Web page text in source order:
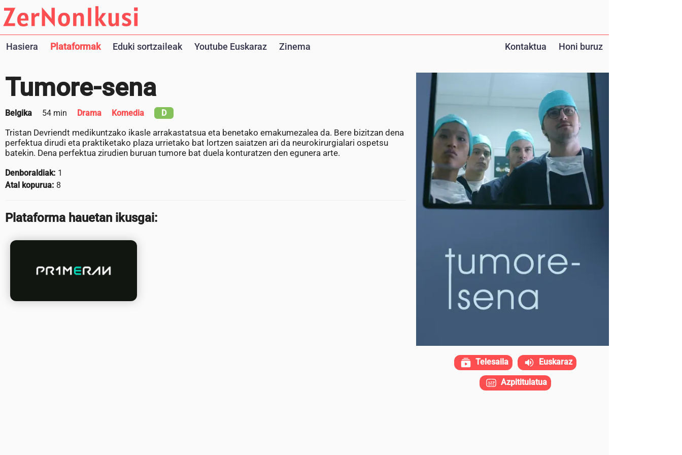
Hasiera Plataformak Eduki sortzaileak Youtube Euskaraz Zinema Kontaktua Honi buruz
Tumore-sena
Belgika 54 min Drama Komedia D
Tristan Devriendt medikuntzako ikasle arrakastatsua eta benetako emakumezalea da. Bere bizitzan dena
perfektua dirudi eta praktiketako plaza urrietako bat lortzen saiatzen ari da neurokirurgialari ospetsu
batekin. Dena perfektua zirudien buruan tumore bat duela konturatzen den egunera arte.
Denboraldiak: 1
Atal kopurua: 8
Plataforma hauetan ikusgai:
Telesaila Euskaraz
Azpititulatua